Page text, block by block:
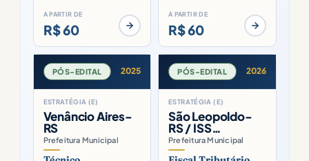
A PARTIR DE
R$ 60
A PARTIR DE
R$ 60
PÓS-EDITAL 2025
ESTRATÉGIA (E)
Venâncio Aires-
RS
Prefeitura Municipal
PÓS-EDITAL 2026
ESTRATÉGIA (E)
São Leopoldo-
RS / ISS…
Prefeitura Municipal